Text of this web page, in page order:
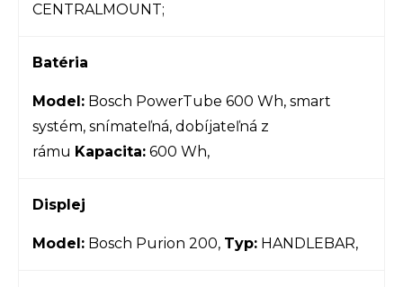
CENTRALMOUNT;
Batéria
Model: Bosch PowerTube 600 Wh, smart
systém, snímateľná, dobíjateľná z
rámu Kapacita: 600 Wh,
Displej
Model: Bosch Purion 200, Typ: HANDLEBAR,